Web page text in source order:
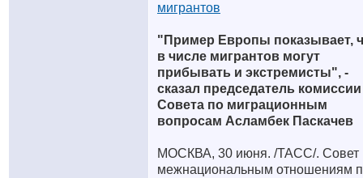
мигрантов
"Пример Европы показывает,
в числе мигрантов могут
прибывать и экстремисты", -
сказал председатель комиссии
Совета по миграционным
вопросам Асламбек Паскачев
МОСКВА, 30 июня. /ТАСС/. Совет
межнациональным отношениям